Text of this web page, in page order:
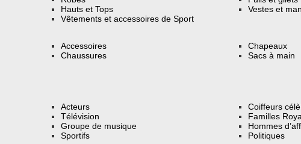
Hauts et Tops
Vêtements et accessoires de Sport
Vestes et
Accessoires
Chaussures
Chapeaux
Sacs à main
Acteurs
Télévision
Groupe de musique
Sportifs
Coiffeurs
Familles
Hommes
Politiques